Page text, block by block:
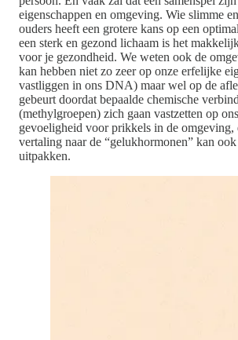
eigenschappen en omgeving. Wie slimme
ouders heeft een grotere kans op een
een sterk en gezond lichaam is het
voor je gezondheid. We weten ook de
kan hebben niet zo zeer op onze erfelijke
vastliggen in ons DNA) maar wel op de
gebeurt doordat bepaalde chemische
(methylgroepen) zich gaan vastzetten op
gevoeligheid voor prikkels in de omgeving,
vertaling naar de “gelukhormonen” kan
uitpakken.